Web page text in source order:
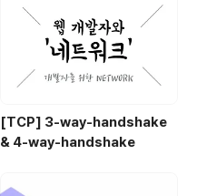
[TCP] 3-way-handshake
& 4-way-handshake